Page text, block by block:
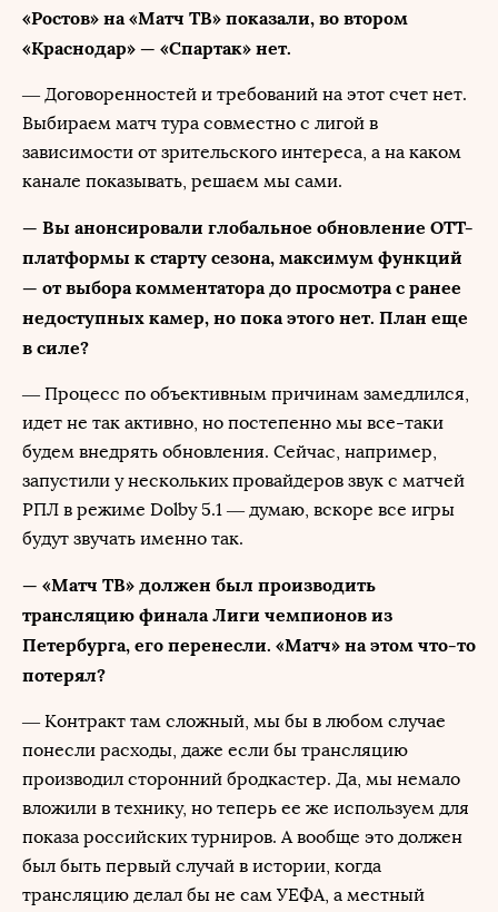
«Ростов» на «Матч ТВ» показали, во втором
«Краснодар» — «Спартак» нет.
— Договоренностей и требований на этот счет нет.
Выбираем матч тура совместно с лигой в
зависимости от зрительского интереса, а на каком
канале показывать, решаем мы сами.
— Вы анонсировали глобальное обновление OTT-
платформы к старту сезона, максимум функций
— от выбора комментатора до просмотра с ранее
недоступных камер, но пока этого нет. План еще
в силе?
— Процесс по объективным причинам замедлился,
идет не так активно, но постепенно мы все-таки
будем внедрять обновления. Сейчас, например,
запустили у нескольких провайдеров звук с матчей
РПЛ в режиме Dolby 5.1 — думаю, вскоре все игры
будут звучать именно так.
— «Матч ТВ» должен был производить
трансляцию финала Лиги чемпионов из
Петербурга, его перенесли. «Матч» на этом что-то
потерял?
— Контракт там сложный, мы бы в любом случае
понесли расходы, даже если бы трансляцию
производил сторонний бродкастер. Да, мы немало
вложили в технику, но теперь ее же используем для
показа российских турниров. А вообще это должен
был быть первый случай в истории, когда
трансляцию делал бы не сам УЕФА, а местный